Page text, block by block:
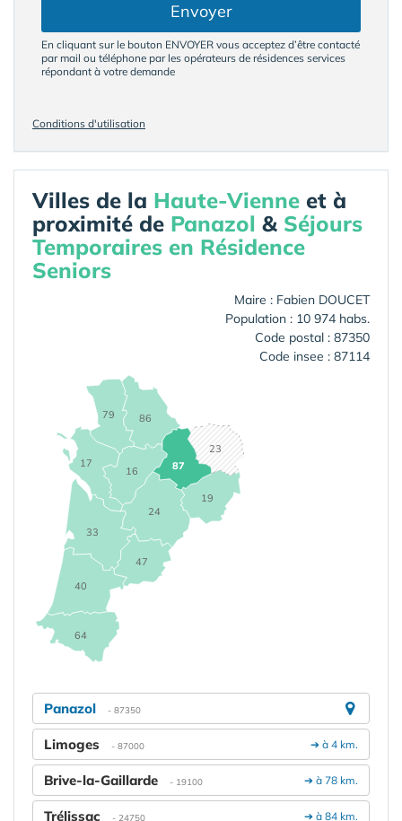
Envoyer
En cliquant sur le bouton ENVOYER vous acceptez d’être contacté
par mail ou téléphone par les opérateurs de résidences services
répondant à votre demande
Conditions d'utilisation
Villes de la Haute-Vienne et à
proximité de Panazol & Séjours
Temporaires en Résidence
Seniors
Maire : Fabien DOUCET
Population : 10 974 habs.
Code postal : 87350
Code insee : 87114
16
17
19
23
24
33
40
47
64
79 86
87
Panazol - 87350
➔ à 4 km.
Limoges - 87000
➔ à 78 km.
Brive-la-Gaillarde - 19100
➔ à 84 km.
Trélissac - 24750